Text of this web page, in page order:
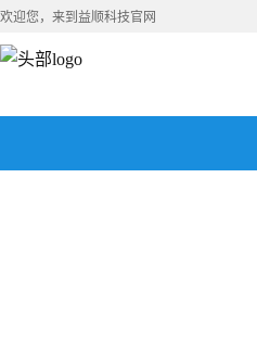
欢迎您，来到益顺科技官网